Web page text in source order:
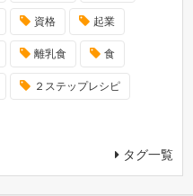
資格 起業
離乳食 食
２ステップレシピ
タグ一覧